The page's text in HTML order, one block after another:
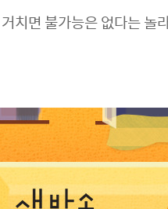
치면 불가능은 없다는 놀